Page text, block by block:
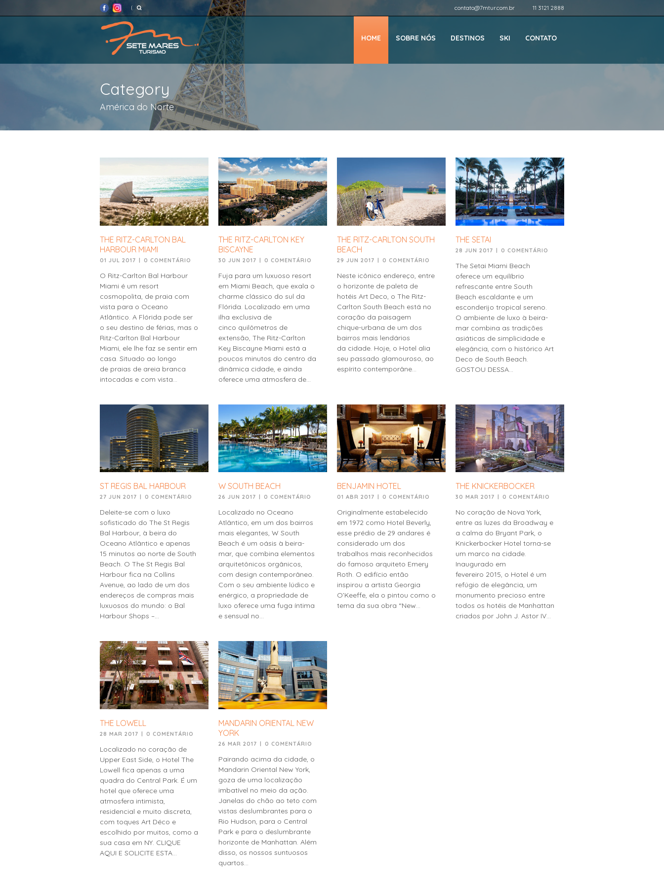
contato@7mtur.com.br 11 3121 2888
HOME SOBRE NÓS DESTINOS SKI CONTATO
Category
América do Norte
THE RITZ-CARLTON BAL
HARBOUR MIAMI
01 JUL 2017 | 0 COMENTÁRIO
O Ritz-Carlton Bal Harbour
Miami é um resort
cosmopolita, de praia com
vista para o Oceano
Atlântico. A Flórida pode ser
o seu destino de férias, mas o
Ritz-Carlton Bal Harbour
Miami, ele lhe faz se sentir em
casa. Situado ao longo
de praias de areia branca
intocadas e com vista...
THE RITZ-CARLTON KEY
BISCAYNE
30 JUN 2017 | 0 COMENTÁRIO
Fuja para um luxuoso resort
em Miami Beach, que exala o
charme clássico do sul da
Flórida. Localizado em uma
ilha exclusiva de
cinco quilômetros de
extensão, The Ritz-Carlton
Key Biscayne Miami está a
poucos minutos do centro da
dinâmica cidade, e ainda
oferece uma atmosfera de...
THE RITZ-CARLTON SOUTH
BEACH
29 JUN 2017 | 0 COMENTÁRIO
Neste icônico endereço, entre
o horizonte de paleta de
hotéis Art Deco, o The Ritz-
Carlton South Beach está no
coração da paisagem
chique-urbana de um dos
bairros mais lendários
da cidade. Hoje, o Hotel alia
seu passado glamouroso, ao
espírito contemporâne...
THE SETAI
28 JUN 2017 | 0 COMENTÁRIO
The Setai Miami Beach
oferece um equilíbrio
refrescante entre South
Beach escaldante e um
esconderijo tropical sereno.
O ambiente de luxo à beira-
mar combina as tradições
asiáticas de simplicidade e
elegância, com o histórico Art
Deco de South Beach.
GOSTOU DESSA...
ST REGIS BAL HARBOUR
27 JUN 2017 0 COMENTÁRIO
Deleite-se com o luxo
sofisticado do The St Regis
Bal Harbour, à beira do
Oceano Atlântico e apenas
15 minutos ao norte de South
Beach. O The St Regis Bal
Harbour fica na Collins
Avenue, ao lado de um dos
endereços de compras mais
luxuosos do mundo: o Bal
Harbour Shops –...
W SOUTH BEACH
26 JUN 2017 0 COMENTÁRIO
Localizado no Oceano
Atlântico, em um dos bairros
mais elegantes, W South
Beach é um oásis à beira-
mar, que combina elementos
arquitetônicos orgânicos,
com design contemporâneo.
Com o seu ambiente lúdico e
enérgico, a propriedade de
luxo oferece uma fuga íntima
e sensual no...
BENJAMIN HOTEL
01 ABR 2017 0 COMENTÁRIO
Originalmente estabelecido
em 1972 como Hotel Beverly,
esse prédio de 29 andares é
considerado um dos
trabalhos mais reconhecidos
do famoso arquiteto Emery
Roth. O edifício então
inspirou a artista Georgia
O’Keeffe, ela o pintou como o
tema da sua obra “New...
THE KNICKERBOCKER
30 MAR 2017 0 COMENTÁRIO
No coração de Nova York,
entre as luzes da Broadway e
a calma do Bryant Park, o
Knickerbocker Hotel torna-se
um marco na cidade.
Inaugurado em
fevereiro 2015, o Hotel é um
refúgio de elegância, um
monumento precioso entre
todos os hotéis de Manhattan
criados por John J. Astor IV...
THE LOWELL
28 MAR 2017 | 0 COMENTÁRIO
Localizado no coração de
Upper East Side, o Hotel The
Lowell fica apenas a uma
quadra do Central Park. É um
hotel que oferece uma
atmosfera intimista,
residencial e muito discreta,
com toques Art Déco e
escolhido por muitos, como a
sua casa em NY. CLIQUE
AQUI E SOLICITE ESTA...
MANDARIN ORIENTAL NEW
YORK
26 MAR 2017 | 0 COMENTÁRIO
Pairando acima da cidade, o
Mandarin Oriental New York,
goza de uma localização
imbatível no meio da ação.
Janelas do chão ao teto com
vistas deslumbrantes para o
Rio Hudson, para o Central
Park e para o deslumbrante
horizonte de Manhattan. Além
disso, os nossos suntuosos
quartos...